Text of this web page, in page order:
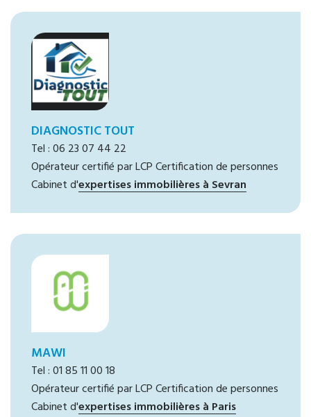
DIAGNOSTIC TOUT
Tel : 06 23 07 44 22
Opérateur certifié par LCP Certification de personnes
Cabinet d'expertises immobilières à Sevran
MAWI
Tel : 01 85 11 00 18
Opérateur certifié par LCP Certification de personnes
Cabinet d'expertises immobilières à Paris